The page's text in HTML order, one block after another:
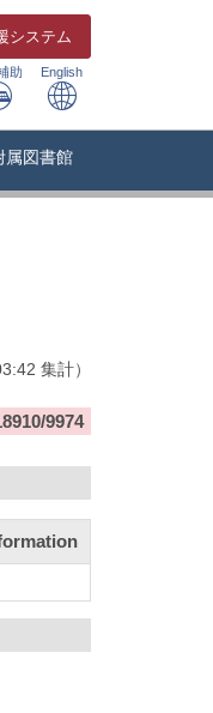
システム
助 English
属図書館
集計）
9974